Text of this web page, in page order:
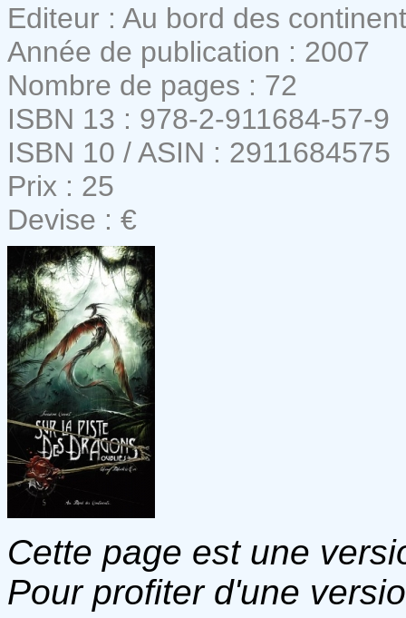
Editeur : Au bord des
Année de publication : 2007
Nombre de pages : 72
ISBN 13 : 978-2-911684-57-9
ISBN 10 / ASIN : 2911684575
Prix : 25
Devise : €
Cette page est une
Pour profiter d'une